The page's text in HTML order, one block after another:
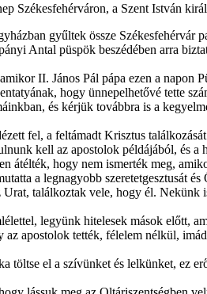
Székesfehérváron, a Szent István
gyűltek össze
Antal püspök beszédében arra
II. János Pál pápa ezen a
hogy ünnepelhetővé tette
és kérjük továbbra is a
fel, a feltámadt Krisztus
kell az apostolok példájából,
átélték, hogy nem ismerték meg,
a legnagyobb
találkoztak vele, hogy él.
legyünk hitelesek mások előtt,
apostolok tették, félelem nélkül,
töltse el a szívünket és lelkünket, ez